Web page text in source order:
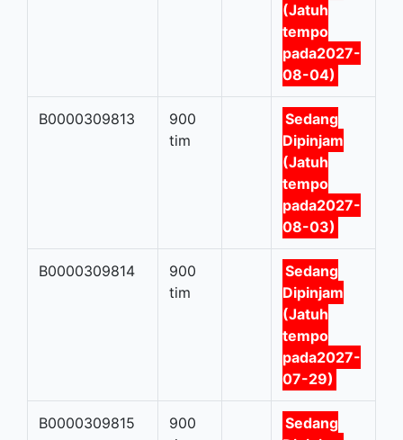
(Jatuh
tempo
pada2027-
08-04)
B0000309813
900
tim
Sedang
Dipinjam
(Jatuh
tempo
pada2027-
08-03)
B0000309814
900
tim
Sedang
Dipinjam
(Jatuh
tempo
pada2027-
07-29)
B0000309815
900
Sedang